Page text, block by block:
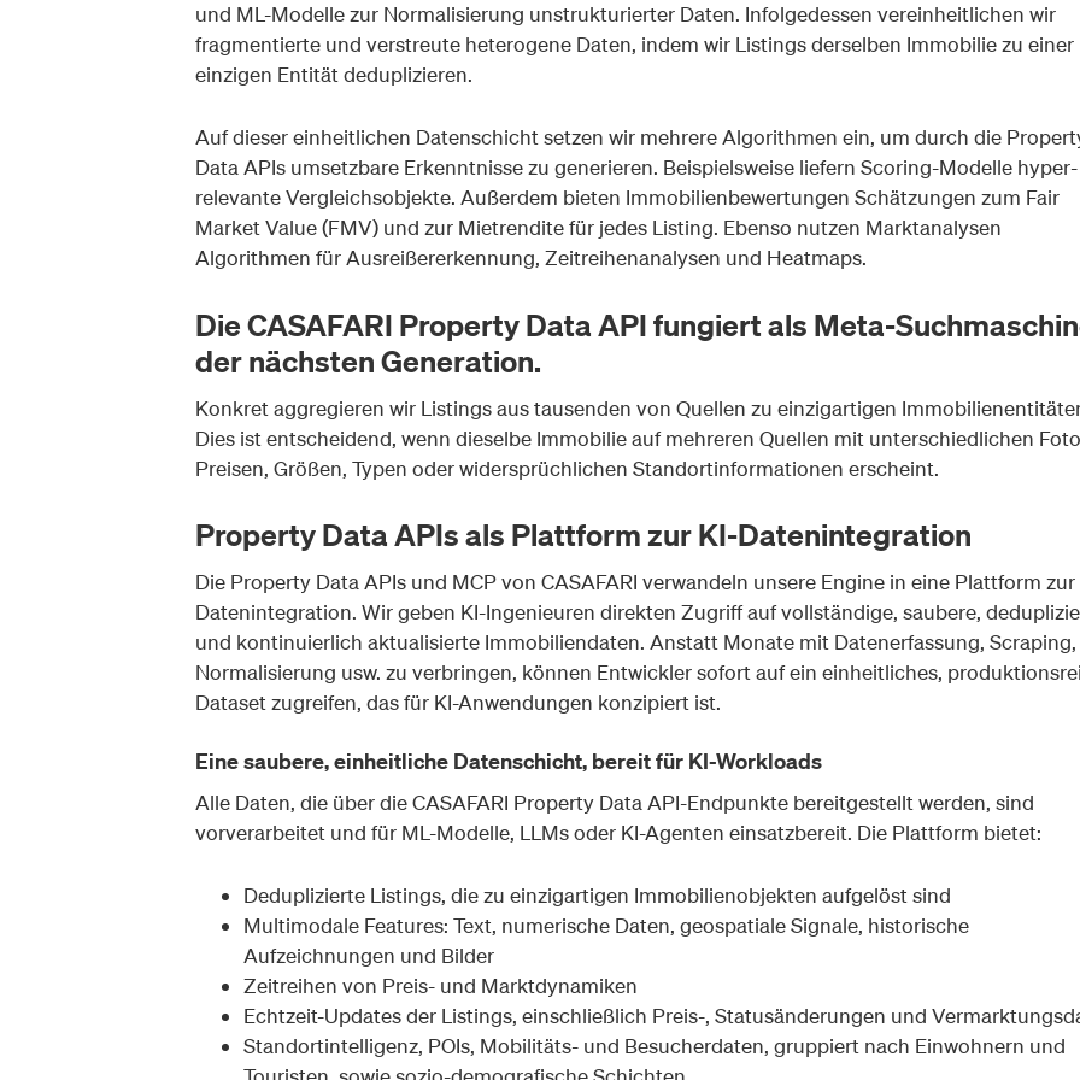
und ML-Modelle zur Normalisierung unstrukturierter Daten. Infolgedessen vereinheitlichen wir
fragmentierte und verstreute heterogene Daten, indem wir Listings derselben Immobilie zu einer
einzigen Entität deduplizieren.
Auf dieser einheitlichen Datenschicht setzen wir mehrere Algorithmen ein, um durch die
Data APIs umsetzbare Erkenntnisse zu generieren. Beispielsweise liefern Scoring-Modelle hyper-
relevante Vergleichsobjekte. Außerdem bieten Immobilienbewertungen Schätzungen zum Fair
Market Value (FMV) und zur Mietrendite für jedes Listing. Ebenso nutzen Marktanalysen
Algorithmen für Ausreißererkennung, Zeitreihenanalysen und Heatmaps.
Die CASAFARI Property Data API fungiert als Meta-
der nächsten Generation.
Konkret aggregieren wir Listings aus tausenden von Quellen zu einzigartigen
Dies ist entscheidend, wenn dieselbe Immobilie auf mehreren Quellen mit unterschiedlichen
Preisen, Größen, Typen oder widersprüchlichen Standortinformationen erscheint.
Property Data APIs als Plattform zur KI-Datenintegration
Die Property Data APIs und MCP von CASAFARI verwandeln unsere Engine in eine Plattform zur
Datenintegration. Wir geben KI-Ingenieuren direkten Zugriff auf vollständige, saubere,
und kontinuierlich aktualisierte Immobiliendaten. Anstatt Monate mit Datenerfassung, Scraping,
Normalisierung usw. zu verbringen, können Entwickler sofort auf ein einheitliches,
Dataset zugreifen, das für KI-Anwendungen konzipiert ist.
Eine saubere, einheitliche Datenschicht, bereit für KI-Workloads
Alle Daten, die über die CASAFARI Property Data API-Endpunkte bereitgestellt werden, sind
vorverarbeitet und für ML-Modelle, LLMs oder KI-Agenten einsatzbereit. Die Plattform bietet:
Deduplizierte Listings, die zu einzigartigen Immobilienobjekten aufgelöst sind
Multimodale Features: Text, numerische Daten, geospatiale Signale, historische
Aufzeichnungen und Bilder
Zeitreihen von Preis- und Marktdynamiken
Echtzeit-Updates der Listings, einschließlich Preis-, Statusänderungen und
Standortintelligenz, POIs, Mobilitäts- und Besucherdaten, gruppiert nach Einwohnern und